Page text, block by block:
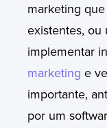
marketing
existentes, ou
implementar
marketing e
importante,
por um